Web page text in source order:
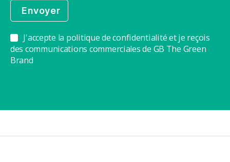
J'accepte la politique de confidentialité et je reçois
des communications commerciales de GB The Green
Brand